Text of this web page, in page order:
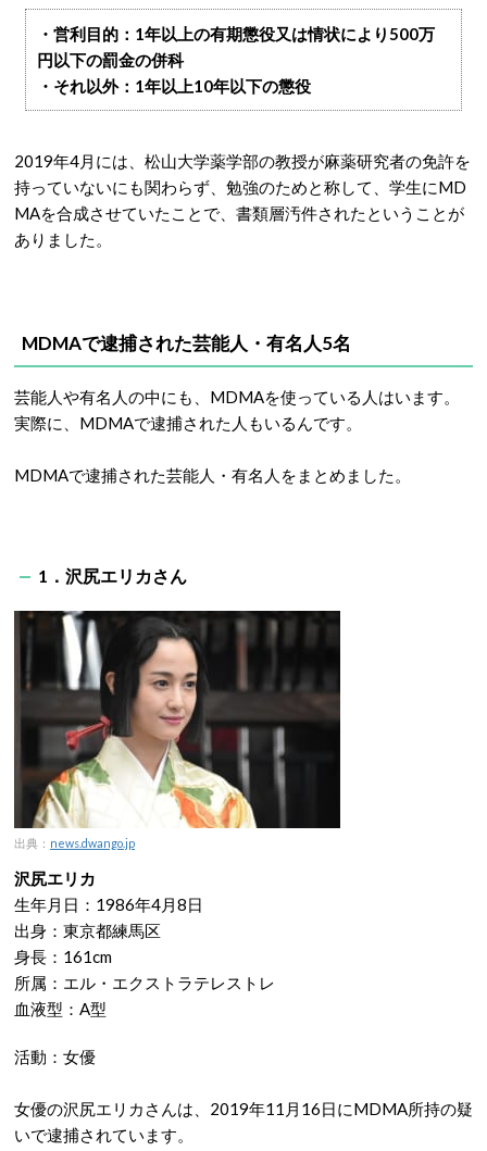
・営利目的：1年以上の有期懲役又は情状により500万
円以下の罰金の併科
・それ以外：1年以上10年以下の懲役
2019年4月には、松山大学薬学部の教授が麻薬研究者の免許を
持っていないにも関わらず、勉強のためと称して、学生にMD
MAを合成させていたことで、書類層汚件されたということが
ありました。
MDMAで逮捕された芸能人・有名人5名
芸能人や有名人の中にも、MDMAを使っている人はいます。
実際に、MDMAで逮捕された人もいるんです。
MDMAで逮捕された芸能人・有名人をまとめました。
1．沢尻エリカさん
出典： news.dwango.jp
沢尻エリカ
生年月日：1986年4月8日
出身：東京都練馬区
身長：161cm
所属：エル・エクストラテレストレ
血液型：A型
活動：女優
女優の沢尻エリカさんは、2019年11月16日にMDMA所持の疑
いで逮捕されています。